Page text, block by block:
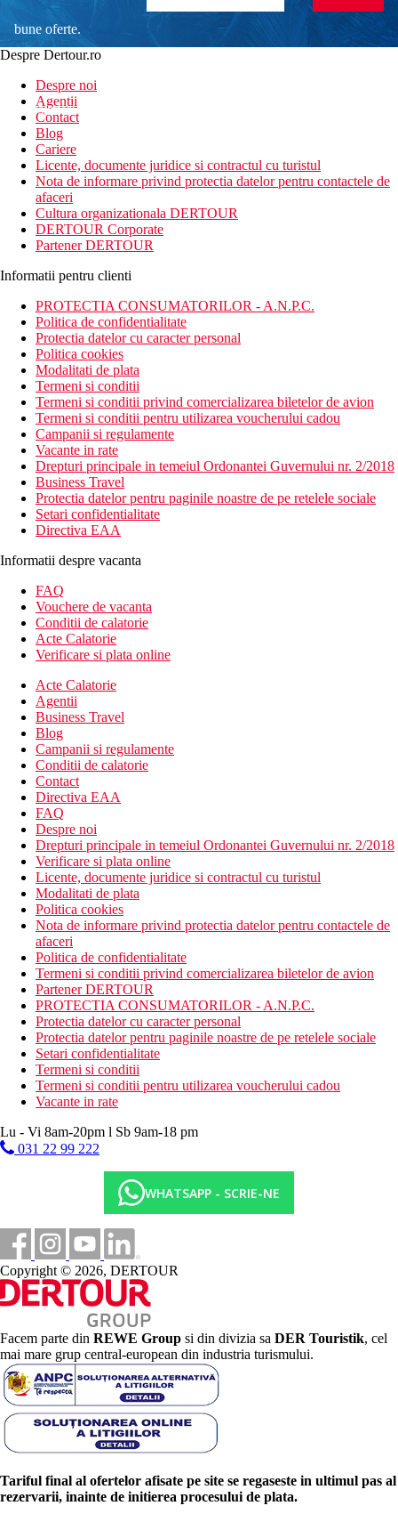
bune oferte.
newsletter!
Despre Dertour.ro
Despre noi
Agentii
Contact
Blog
Cariere
Licente, documente juridice si contractul cu turistul
Nota de informare privind protectia datelor pentru contactele de
afaceri
Cultura organizationala DERTOUR
DERTOUR Corporate
Partener DERTOUR
Informatii pentru clienti
PROTECTIA CONSUMATORILOR - A.N.P.C.
Politica de confidentialitate
Protectia datelor cu caracter personal
Politica cookies
Modalitati de plata
Termeni si conditii
Termeni si conditii privind comercializarea biletelor de avion
Termeni si conditii pentru utilizarea voucherului cadou
Campanii si regulamente
Vacante in rate
Drepturi principale in temeiul Ordonantei Guvernului nr. 2/2018
Business Travel
Protectia datelor pentru paginile noastre de pe retelele sociale
Setari confidentialitate
Directiva EAA
Informatii despre vacanta
FAQ
Vouchere de vacanta
Conditii de calatorie
Acte Calatorie
Verificare si plata online
Acte Calatorie
Agentii
Business Travel
Blog
Campanii si regulamente
Conditii de calatorie
Contact
Directiva EAA
FAQ
Despre noi
Drepturi principale in temeiul Ordonantei Guvernului nr. 2/2018
Verificare si plata online
Licente, documente juridice si contractul cu turistul
Modalitati de plata
Politica cookies
Nota de informare privind protectia datelor pentru contactele de
afaceri
Politica de confidentialitate
Termeni si conditii privind comercializarea biletelor de avion
Partener DERTOUR
PROTECTIA CONSUMATORILOR - A.N.P.C.
Protectia datelor cu caracter personal
Protectia datelor pentru paginile noastre de pe retelele sociale
Setari confidentialitate
Termeni si conditii
Termeni si conditii pentru utilizarea voucherului cadou
Vacante in rate
Lu - Vi 8am-20pm l Sb 9am-18 pm
031 22 99 222
WHATSAPP - SCRIE-NE
Copyright © 2026, DERTOUR
Facem parte din REWE Group si din divizia sa DER Touristik, cel
mai mare grup central-european din industria turismului.
Tariful final al ofertelor afisate pe site se regaseste in ultimul pas al
rezervarii, inainte de initierea procesului de plata.